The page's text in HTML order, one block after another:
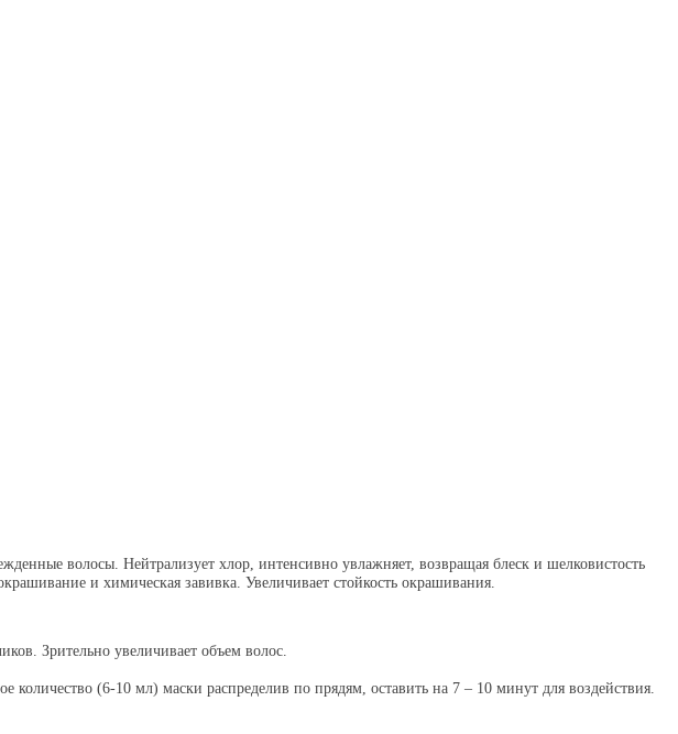
волосы. Нейтрализует хлор, интенсивно увлажняет, возвращая блеск и шелковистость
и химическая завивка. Увеличивает стойкость окрашивания.
Зрительно увеличивает объем волос.
(6-10 мл) маски распределив по прядям, оставить на 7 – 10 минут для воздействия.